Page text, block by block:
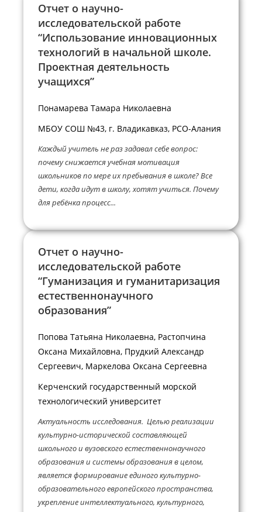
Отчет о научно-
исследовательской работе
“Использование инновационных
технологий в начальной школе.
Проектная деятельность
учащихся”
Понамарева Тамара Николаевна
МБОУ СОШ №43, г. Владикавказ, РСО-Алания
Каждый учитель не раз задавал себе вопрос:
почему снижается учебная мотивация
школьников по мере их пребывания в школе? Все
дети, когда идут в школу, хотят учиться. Почему
для ребёнка процесс...
Отчет о научно-
исследовательской работе
“Гуманизация и гуманитаризация
естественнонаучного
образования”
Попова Татьяна Николаевна, Растопчина
Оксана Михайловна, Прудкий Александр
Сергеевич, Маркелова Оксана Сергеевна
Керченский государственный морской
технологический университет
Актуальность исследования. Целью реализации
культурно-исторической составляющей
школьного и вузовского естественнонаучного
образования и системы образования в целом,
является формирование единого культурно-
образовательного европейского пространства,
укрепление интеллектуального, культурного,